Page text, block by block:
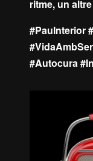
ritme, un
#PauInterior
#Autocura